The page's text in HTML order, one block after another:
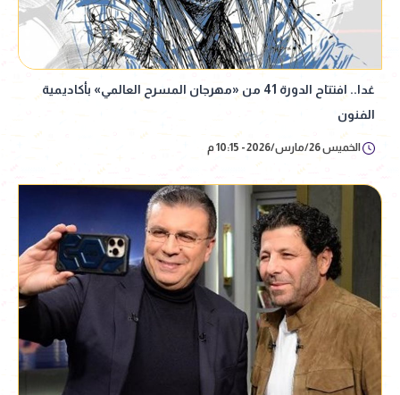
غدا.. افتتاح الدورة 41 من «مهرجان المسرح العالمي» بأكاديمية
الفنون
الخميس 26/مارس/2026 - 10:15 م